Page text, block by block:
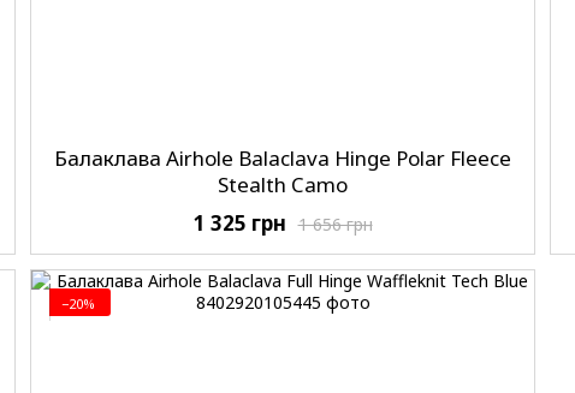
Балаклава Airhole Balaclava Hinge Polar Fleece
Stealth Camo
1 656 грн
1 325 грн
−20%